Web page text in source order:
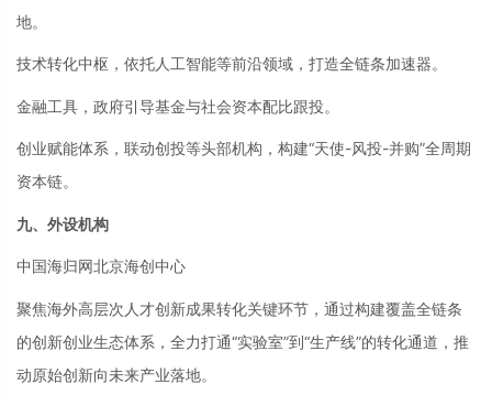
地。
技术转化中枢，依托人工智能等前沿领域，打造全链条加速器。
金融工具，政府引导基金与社会资本配比跟投。
创业赋能体系，联动创投等头部机构，构建“天使-风投-并购”全周期
资本链。
九、外设机构
中国海归网北京海创中心
聚焦海外高层次人才创新成果转化关键环节，通过构建覆盖全链条
的创新创业生态体系，全力打通“实验室”到“生产线”的转化通道，推
动原始创新向未来产业落地。